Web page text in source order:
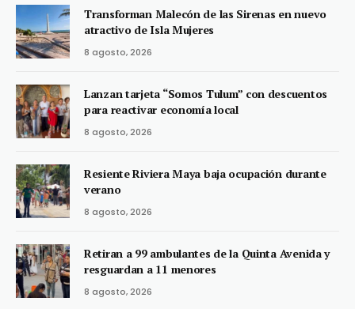
Transforman Malecón de las Sirenas en nuevo
atractivo de Isla Mujeres
8 agosto, 2026
Lanzan tarjeta “Somos Tulum” con descuentos
para reactivar economía local
8 agosto, 2026
Resiente Riviera Maya baja ocupación durante
verano
8 agosto, 2026
Retiran a 99 ambulantes de la Quinta Avenida y
resguardan a 11 menores
8 agosto, 2026